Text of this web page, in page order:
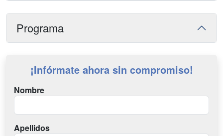
Programa
¡Infórmate ahora sin compromiso!
Nombre
Apellidos